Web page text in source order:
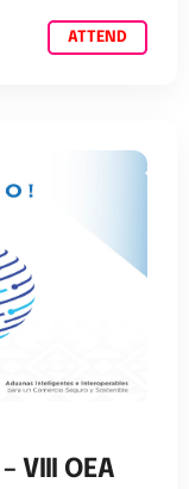
ATTEND
VIII OEA